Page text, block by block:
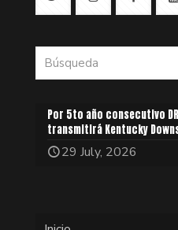
Por 5to año consecutivo
transmitirá Kentucky
29 July, 2026